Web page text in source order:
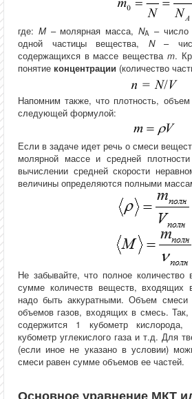
где: M– молярная масса,NA –
одной частицы вещества, N–
содержащихся в массе вещества m.
понятие концентрации (количество
Напомним также, что плотность,
следующей формулой:
Если в задаче идет речь о смеси
молярной массе и средней
вычислении средней скорости
величины определяются полными
Не забывайте, что полное количество
сумме количеств веществ,
надо быть аккуратными. Объем смеси
объемов газов, входящих в смесь.
содержится 1 кубометр
кубометр углекислого газа и т.д. Для
(если иное не указано в условии)
смеси равен сумме объемов ее частей.
Основное уравнение МКТ